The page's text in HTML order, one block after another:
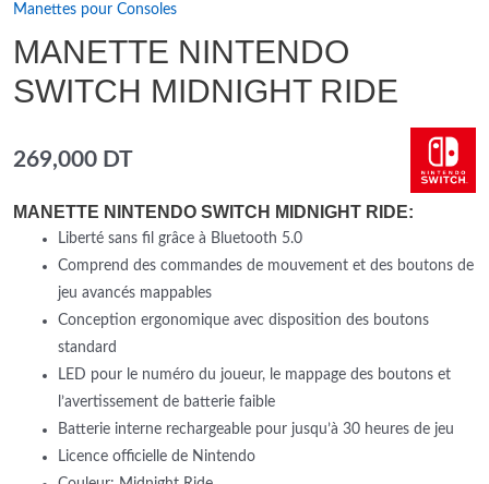
Manettes pour Consoles
MANETTE NINTENDO
SWITCH MIDNIGHT RIDE
269,000 DT
MANETTE NINTENDO SWITCH MIDNIGHT RIDE:
Liberté sans fil grâce à Bluetooth 5.0
Comprend des commandes de mouvement et des boutons de
jeu avancés mappables
Conception ergonomique avec disposition des boutons
standard
LED pour le numéro du joueur, le mappage des boutons et
l’avertissement de batterie faible
Batterie interne rechargeable pour jusqu’à 30 heures de jeu
Licence officielle de Nintendo